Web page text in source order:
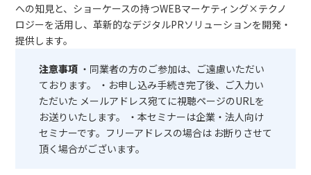
への知見と、ショーケースの持つWEBマーケティング×テクノ
ロジーを活用し、革新的なデジタルPRソリューションを開発・
提供します。
注意事項・同業者の方のご参加は、ご遠慮いただい
ております。 ・お申し込み手続き完了後、ご入力い
ただいた メールアドレス宛てに視聴ページのURLを
お送りいたします。 ・本セミナーは企業・法人向け
セミナーです。フリーアドレスの場合は お断りさせて
頂く場合がございます。